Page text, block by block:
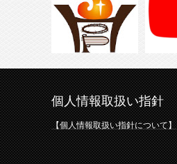
個人情報取扱い指針
【個人情報取扱い指針について】